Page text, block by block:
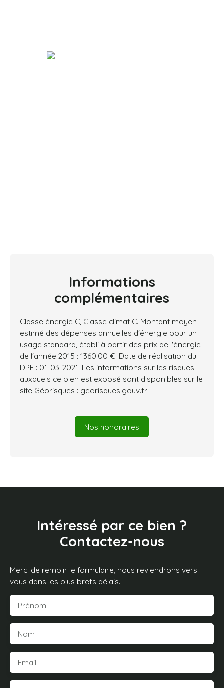
Informations
complémentaires
Classe énergie C, Classe climat C. Montant moyen
estimé des dépenses annuelles d'énergie pour un
usage standard, établi à partir des prix de l'énergie
de l'année 2015 : 1360.00 €. Date de réalisation du
DPE : 01-03-2021. Les informations sur les risques
auxquels ce bien est exposé sont disponibles sur le
site Géorisques : georisques.gouv.fr.
Nos honoraires
Intéressé par ce bien ?
Contactez-nous
Merci de remplir le formulaire, nous reviendrons vers
vous dans les plus brefs délais.
Prénom
Nom
Email